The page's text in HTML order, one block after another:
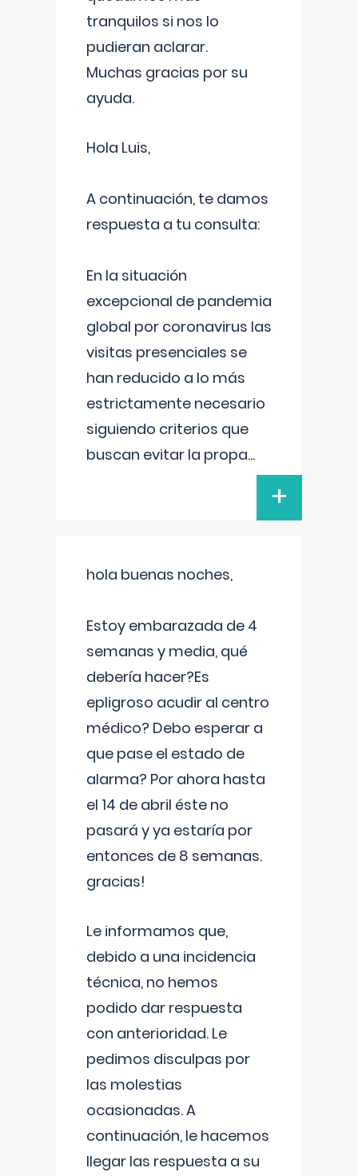
tranquilos si nos lo
pudieran aclarar.
Muchas gracias por su
ayuda.
Hola Luis,
A continuación, te damos
respuesta a tu consulta:
En la situación
excepcional de pandemia
global por coronavirus las
visitas presenciales se
han reducido a lo más
estrictamente necesario
siguiendo criterios que
buscan evitar la propa...
+
hola buenas noches,
Estoy embarazada de 4
semanas y media, qué
debería hacer?Es
epligroso acudir al centro
médico? Debo esperar a
que pase el estado de
alarma? Por ahora hasta
el 14 de abril éste no
pasará y ya estaría por
entonces de 8 semanas.
gracias!
Le informamos que,
debido a una incidencia
técnica, no hemos
podido dar respuesta
con anterioridad. Le
pedimos disculpas por
las molestias
ocasionadas. A
continuación, le hacemos
llegar las respuesta a su